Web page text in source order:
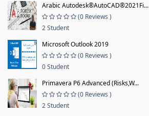
Arabic Autodesk®AutoCAD®2021Fi...
(0 Reviews )
2 Student
Microsoft Outlook 2019
(0 Reviews )
0 Student
Primavera P6 Advanced (Risks,W...
(0 Reviews )
2 Student